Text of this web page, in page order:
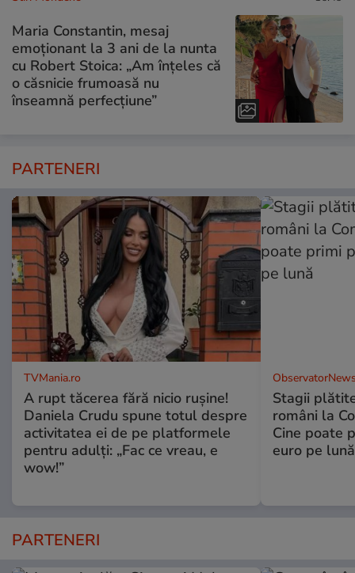
Maria Constantin, mesaj
emoționant la 3 ani de la nunta
cu Robert Stoica: „Am înțeles că
o căsnicie frumoasă nu
înseamnă perfecțiune”
PARTENERI
TVMania.ro
A rupt tăcerea fără nicio rușine!
Daniela Crudu spune totul despre
activitatea ei de pe platformele
pentru adulți: „Fac ce vreau, e
wow!”
Stagii
români la
Cine poate
euro pe lună
PARTENERI